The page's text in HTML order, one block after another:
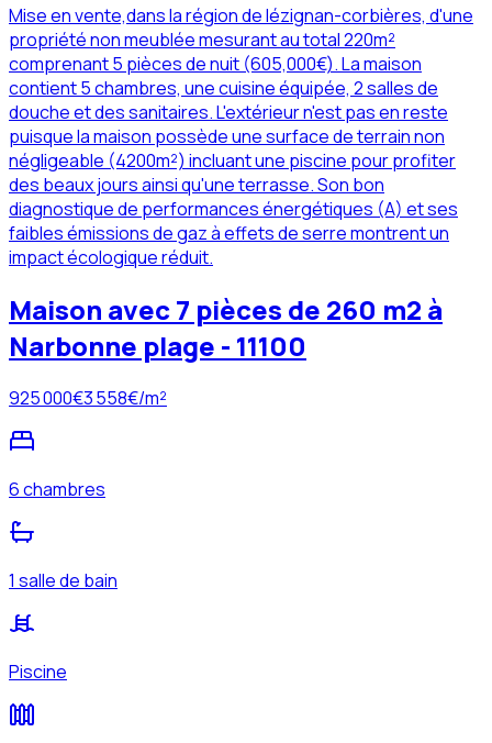
Mise en vente,dans la région de lézignan-corbières, d'une
propriété non meublée mesurant au total 220m²
comprenant 5 pièces de nuit (605,000€). La maison
contient 5 chambres, une cuisine équipée, 2 salles de
douche et des sanitaires. L'extérieur n'est pas en reste
puisque la maison possède une surface de terrain non
négligeable (4200m²) incluant une piscine pour profiter
des beaux jours ainsi qu'une terrasse. Son bon
diagnostique de performances énergétiques (A) et ses
faibles émissions de gaz à effets de serre montrent un
impact écologique réduit.
Maison avec 7 pièces de 260 m2 à
Narbonne plage - 11100
925 000€3 558€/m²
6 chambres
1 salle de bain
Piscine